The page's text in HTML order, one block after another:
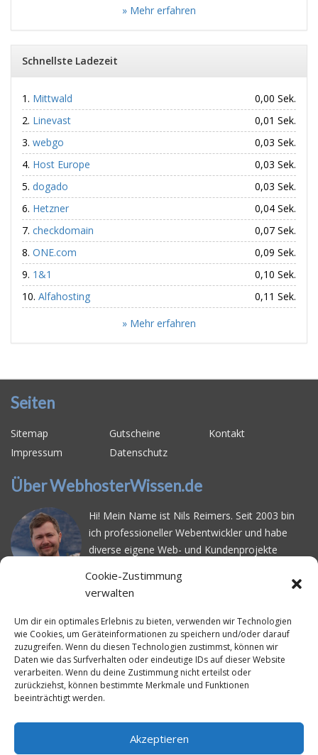
Cookie-Zustimmung
verwalten
Um dir ein optimales Erlebnis zu bieten, verwenden wir Technologien
wie Cookies, um Geräteinformationen zu speichern und/oder darauf
zuzugreifen. Wenn du diesen Technologien zustimmst, können wir
Daten wie das Surfverhalten oder eindeutige IDs auf dieser Website
verarbeiten. Wenn du deine Zustimmung nicht erteilst oder
zurückziehst, können bestimmte Merkmale und Funktionen
beeinträchtigt werden.
Akzeptieren
» Mehr erfahren
Schnellste Ladezeit
Mittwald
0,00 Sek.
Linevast
0,01 Sek.
webgo
0,03 Sek.
Host Europe
0,03 Sek.
dogado
0,03 Sek.
Hetzner
0,04 Sek.
checkdomain
0,07 Sek.
ONE.com
0,09 Sek.
1&1
0,10 Sek.
Alfahosting
0,11 Sek.
» Mehr erfahren
Seiten
Sitemap Gutscheine
Kontakt
Impressum
Datenschutz
Über WebhosterWissen.de
Hi! Mein Name ist Nils Reimers. Seit 2003 bin
ich professioneller Webentwickler und habe
diverse eigene Web- und Kundenprojekte
schwierig ist gutes Webhosting zu finden: Bei
vielen Anbietern ärgert man sich über
Serverausfälleoder überlangsame
Ladezeiten. Deswegen habe ich im Mai 2016
angefangen, die bekanntesten Webhoster
systematisch zu testen und deren
Erreichbarkeit und Ladezeit für eine typische
Website basierend auf dem beliebten CMS-
System WordPress zu protokollieren. Auf
WebhosterWissen.de werte ich diese